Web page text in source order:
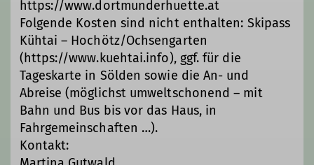
Haus nach Kühtai in unsere
sektionseigene Alpenvereinshütte.
Aber auch die Dresdner Hütte am
Stubaier Gletscher oder andere
Unterkünfte sind in unserem Portfolio.
Beispielsweise nutzt der JDAV unsere
Sauerlandhütte in Bruchhausen als
Ausgangspunkt für skisportliche
Aktivitäten in den nahegelegenen
https://www.dortmunderhuette.at
Folgende Kosten sind nicht enthalten: Skipass
Kühtai – Hochötz/Ochsengarten
(https://www.kuehtai.info), ggf. für die
Tageskarte in Sölden sowie die An- und
Abreise (möglichst umweltschonend – mit
Bahn und Bus bis vor das Haus, in
Fahrgemeinschaften …).
Kontakt: